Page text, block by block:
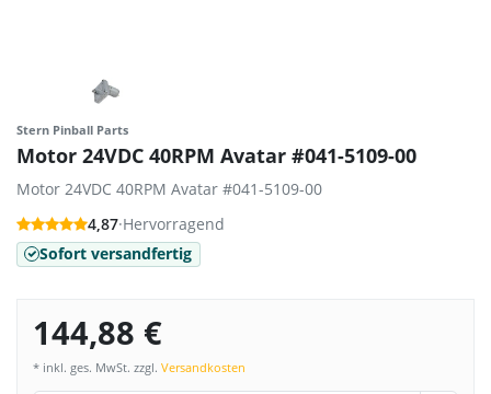
Stern Pinball Parts
Motor 24VDC 40RPM Avatar #041-5109-00
Motor 24VDC 40RPM Avatar #041-5109-00
4,87·Hervorragend
Sofort versandfertig
144,88 €
* inkl. ges. MwSt. zzgl. Versandkosten